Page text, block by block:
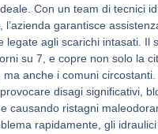
Con un team di tecnici
l’azienda garantisce
legate agli scarichi intasati. Il
su 7, e copre non solo la
ma anche i comuni circostanti.
disagi significativi,
e causando ristagni
rapidamente, gli